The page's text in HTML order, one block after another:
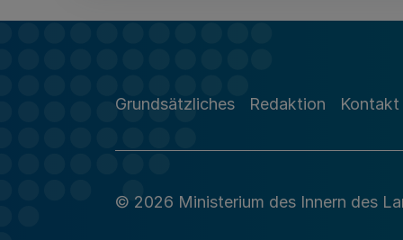
Änderung der Satzung der Ethik-
Aufteilung und Auszahlung des
Grundsätzliches Redaktion Kontakt
© 2026 Ministerium des Innern des